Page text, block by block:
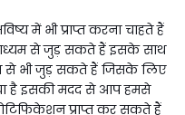
में भी प्राप्त करना चाहते हैं
से जुड़ सकते हैं इसके साथ
से भी जुड़ सकते हैं जिसके लिए
है इसकी मदद से आप हमसे
प्राप्त कर सकते हैं